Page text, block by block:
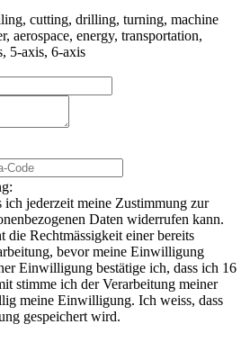
jederzeit meine Zustimmung zur
Daten widerrufen kann.
Rechtmässigkeit einer bereits
bevor meine Einwilligung
Einwilligung bestätige ich, dass ich 16
stimme ich der Verarbeitung meiner
meine Einwilligung. Ich weiss, dass
gespeichert wird.